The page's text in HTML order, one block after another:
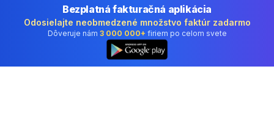
Pre firmy v Slovakia
Zmeniť krajinu:
Slovakia
Bezplatná fakturačná aplikácia
Odosielajte neobmedzené množstvo faktúr zadarmo
Dôveruje nám 3 000 000+ firiem po celom svete